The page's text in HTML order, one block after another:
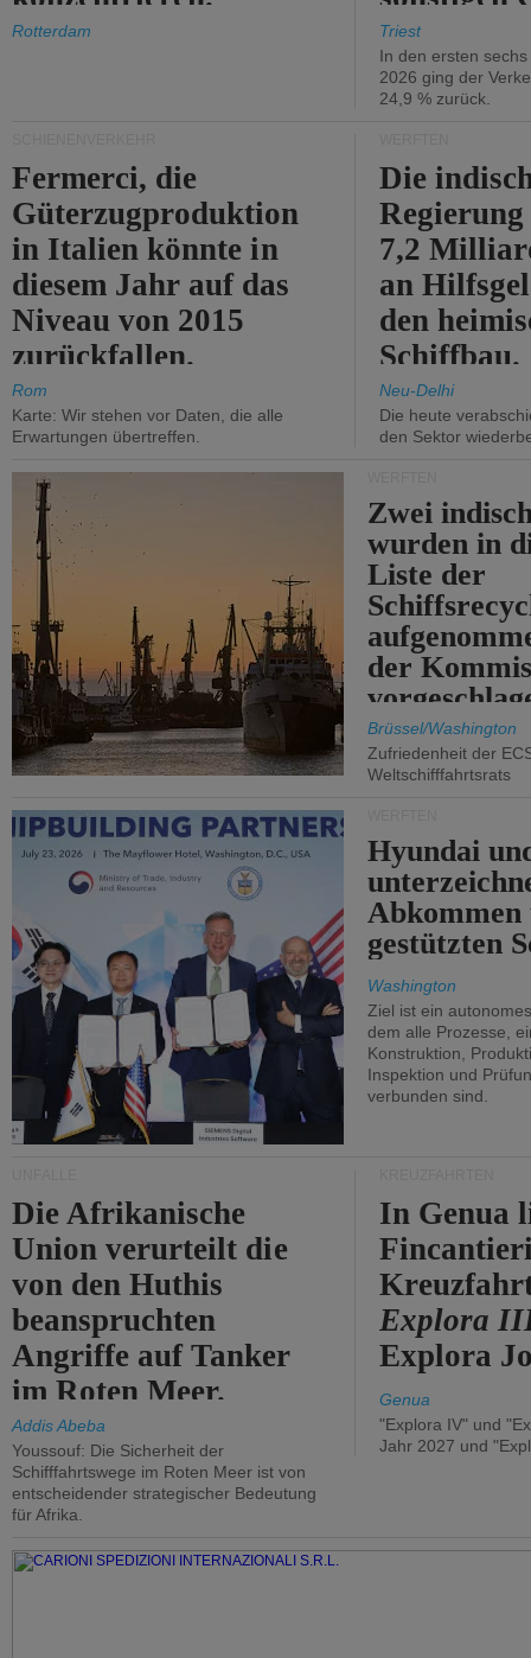
Rotterdam
abnimmt.
Triest
In den ersten
2026 ging der
24,9 % zurück.
Fermerci, die
Güterzugproduktion
in Italien könnte in
diesem Jahr auf das
Niveau von 2015
zurückfallen.
Rom
Karte: Wir stehen vor Daten, die alle
Erwartungen übertreffen.
Die
7,2
an
den
Schiffbau.
Neu-Delhi
Die heute
den Sektor
Zwei
wurden in
Liste der
der
Brüssel/Washington
Zufriedenheit der
Weltschifffahrtsrats
Hyundai
gestützten
Washington
Ziel ist ein
dem alle Prozesse,
Konstruktion,
Inspektion und
verbunden sind.
Die Afrikanische
Union verurteilt die
von den Huthis
beanspruchten
Angriffe auf Tanker
im Roten Meer.
Addis Abeba
Youssouf: Die Sicherheit der
Schifffahrtswege im Roten Meer ist von
entscheidender strategischer Bedeutung
für Afrika.
In Genua
Explora
Explora
Genua
"Explora IV" und
Jahr 2027 und